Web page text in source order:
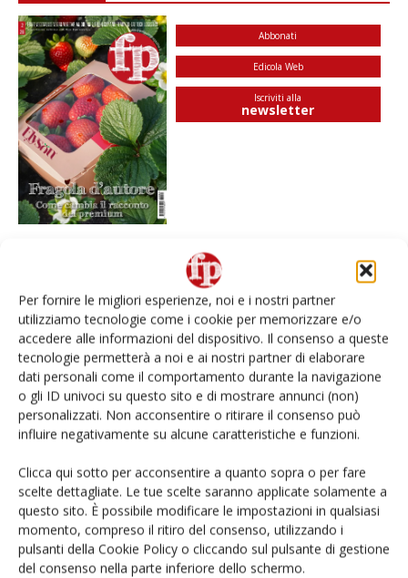
Per fornire le migliori esperienze, noi e i nostri partner
utilizziamo tecnologie come i cookie per memorizzare e/o
accedere alle informazioni del dispositivo. Il consenso a queste
tecnologie permetterà a noi e ai nostri partner di elaborare
dati personali come il comportamento durante la navigazione
o gli ID univoci su questo sito e di mostrare annunci (non)
personalizzati. Non acconsentire o ritirare il consenso può
influire negativamente su alcune caratteristiche e funzioni.
Clicca qui sotto per acconsentire a quanto sopra o per fare
scelte dettagliate. Le tue scelte saranno applicate solamente a
questo sito. È possibile modificare le impostazioni in qualsiasi
momento, compreso il ritiro del consenso, utilizzando i
pulsanti della Cookie Policy o cliccando sul pulsante di gestione
del consenso nella parte inferiore dello schermo.
Abbonati
Edicola Web
Iscriviti alla
newsletter
I più visti
Spazio Conad: continua la conversione dei punti di
vendita
Non è una susina: è Metis… e può rivoluzionare la
categoria
Ai #Repartofresh
Andamento prezzi ortofrutta in Italia al 27 luglio
2026